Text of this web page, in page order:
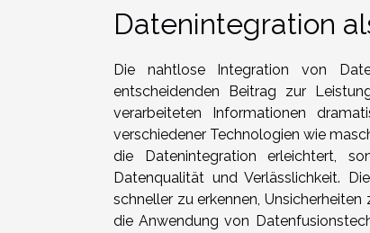
Datenintegration
Die nahtlose Integration von
entscheidenden Beitrag zur
verarbeiteten Informationen
verschiedener Technologien wie
die Datenintegration erleichtert,
Datenqualität und Verlässlichkeit.
schneller zu erkennen,
die Anwendung von